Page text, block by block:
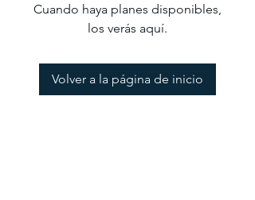
Cuando haya planes disponibles,
los verás aquí.
Volver a la página de inicio